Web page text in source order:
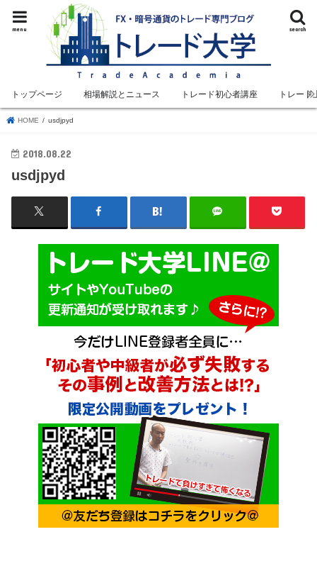
search
menu
トップページ 相場解説とニュース トレード初心者講座 トレード
HOME usdjpyd
2018.08.22
usdjpyd